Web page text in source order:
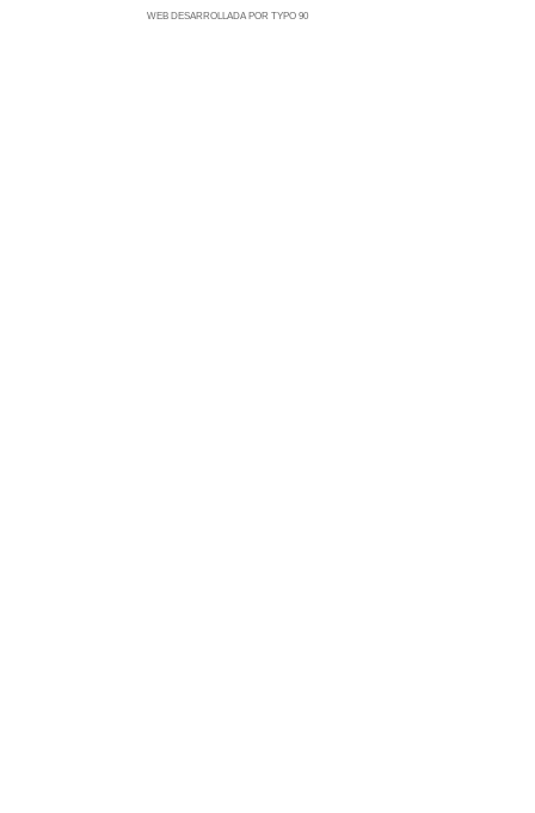
WEB DESARROLLADA POR TYPO 90